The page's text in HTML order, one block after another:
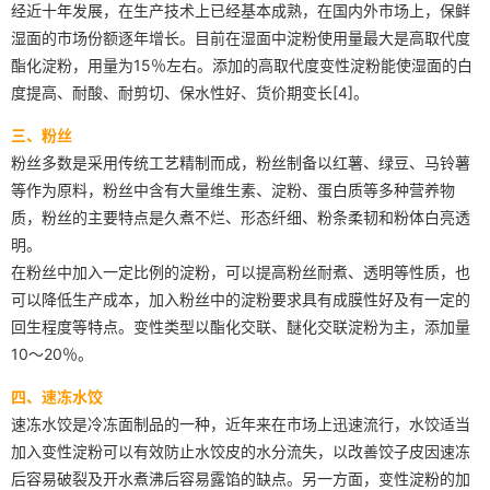
经近十年发展，在生产技术上已经基本成熟，在国内外市场上，保鲜
湿面的市场份额逐年增长。目前在湿面中淀粉使用量最大是高取代度
酯化淀粉，用量为15％左右。添加的高取代度变性淀粉能使湿面的白
度提高、耐酸、耐剪切、保水性好、货价期变长[4]。
三、粉丝
粉丝多数是采用传统工艺精制而成，粉丝制备以红薯、绿豆、马铃薯
等作为原料，粉丝中含有大量维生素、淀粉、蛋白质等多种营养物
质，粉丝的主要特点是久煮不烂、形态纤细、粉条柔韧和粉体白亮透
明。
在粉丝中加入一定比例的淀粉，可以提高粉丝耐煮、透明等性质，也
可以降低生产成本，加入粉丝中的淀粉要求具有成膜性好及有一定的
回生程度等特点。变性类型以酯化交联、醚化交联淀粉为主，添加量
10～20％。
四、速冻水饺
速冻水饺是冷冻面制品的一种，近年来在市场上迅速流行，水饺适当
加入变性淀粉可以有效防止水饺皮的水分流失，以改善饺子皮因速冻
后容易破裂及开水煮沸后容易露馅的缺点。另一方面，变性淀粉的加